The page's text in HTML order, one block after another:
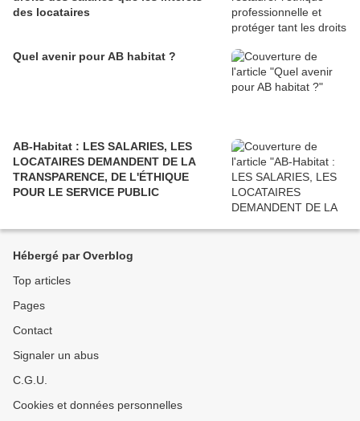
des locataires
Quel avenir pour AB habitat ?
AB-Habitat : LES SALARIES, LES
LOCATAIRES DEMANDENT DE LA
TRANSPARENCE, DE L'ÉTHIQUE
POUR LE SERVICE PUBLIC
Hébergé par Overblog
Top articles
Pages
Contact
Signaler un abus
C.G.U.
Cookies et données personnelles